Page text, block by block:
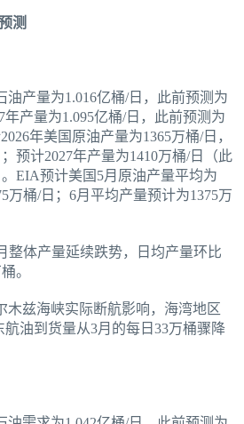
测
油产量为1.016亿桶/日，此前预测为
年产量为1.095亿桶/日，此前预测为
年美国原油产量为1365万桶/日，
预计2027年产量为1410万桶/日（此
EIA预计美国5月原油产量平均为
万桶/日；6月平均产量预计为1375万
整体产量延续跌势，日均产量环比
。
木兹海峡实际断航影响，海湾地区
油到货量从3月的每日33万桶骤降